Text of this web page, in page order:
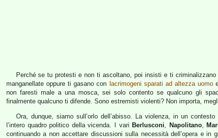
Perché se tu protesti e non ti ascoltano, poi insisti e ti
manganellate oppure ti gasano con lacrimogeni sparati ad altezza uomoe
non faresti male a una mosca, sei solo contento se qualcuno gli
finalmente qualcuno ti difende. Sono estremisti violenti? Non importa,
Ora, dunque, siamo sull’orlo dell’abisso. La violenza, in un
l’intero quadro politico della vicenda. I vari Berlusconi, Napolitano,
continuando a non accettare discussioni sulla necessità dell’opera e in